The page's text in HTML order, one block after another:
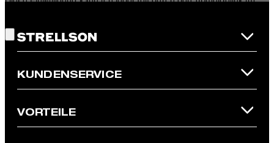
widerrufen.
* Pflichtfeld
**Der 10 € Gutschein ist einmalig ab einem Mindestbestellwert von
100 € (Wert nach Abzug von Retouren/Warenrückgaben) im
KUNDENSERVICE
VORTEILE